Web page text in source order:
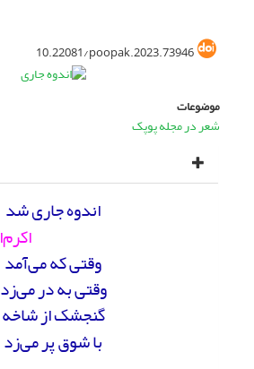
10.22081/poopak.2023.73946
موضوعات
شعر در مجله پوپک
اندوه جاری شد
وقتی که می‌آمد
وقتی به در می‌زد
گنجشک از شاخه
با شوق پر می‌زد